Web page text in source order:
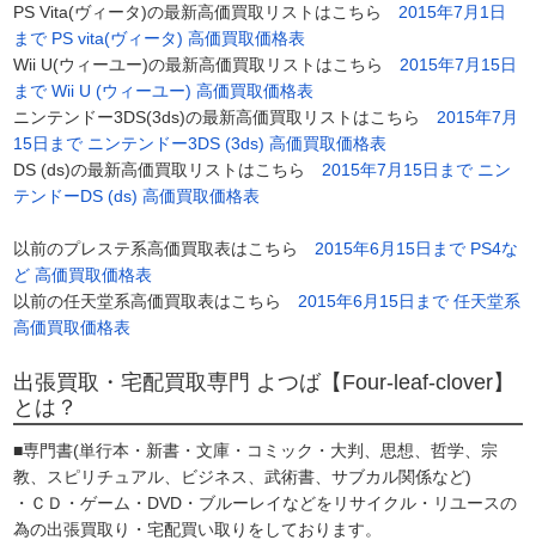
PS Vita(ヴィータ)の最新高価買取リストはこちら 2015年7月1日
まで PS vita(ヴィータ) 高価買取価格表
Wii U(ウィーユー)の最新高価買取リストはこちら 2015年7月15日
まで Wii U (ウィーユー) 高価買取価格表
ニンテンドー3DS(3ds)の最新高価買取リストはこちら 2015年7月
15日まで ニンテンドー3DS (3ds) 高価買取価格表
DS (ds)の最新高価買取リストはこちら 2015年7月15日まで ニン
テンドーDS (ds) 高価買取価格表
以前のプレステ系高価買取表はこちら 2015年6月15日まで PS4な
ど 高価買取価格表
以前の任天堂系高価買取表はこちら 2015年6月15日まで 任天堂系
高価買取価格表
出張買取・宅配買取専門 よつば【Four-leaf-clover】
とは？
■専門書(単行本・新書・文庫・コミック・大判、思想、哲学、宗
教、スピリチュアル、ビジネス、武術書、サブカル関係など)
・ＣＤ・ゲーム・DVD・ブルーレイなどをリサイクル・リユースの
為の出張買取り・宅配買い取りをしております。